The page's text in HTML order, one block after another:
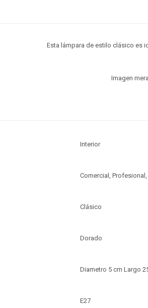
Esta lámpara de estilo clásico es
Imagen
Interior
Comercial,
Clásico
Dorado
Diametro 5 cm Largo
E27